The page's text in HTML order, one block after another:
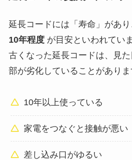
延長コードには「寿命」があ
10年程度が目安といわれていま
古くなった延長コードは、見
部が劣化していることがありま
10年以上使っている
家電をつなぐと接触が悪い
差し込み口がゆるい